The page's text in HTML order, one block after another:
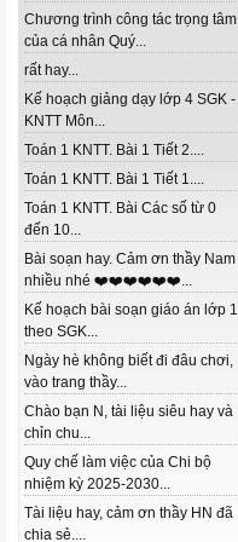
Chương trình công tác trọng tâm
của cá nhân Quý...
rất hay...
Kế hoạch giảng dạy lớp 4 SGK -
KNTT Môn...
Toán 1 KNTT. Bài 1 Tiết 2....
Toán 1 KNTT. Bài 1 Tiết 1....
Toán 1 KNTT. Bài Các số từ 0
đến 10...
Bài soạn hay. Cảm ơn thầy Nam
nhiều nhé ❤️❤️❤️❤️❤️❤️...
Kế hoạch bài soạn giáo án lớp 1
theo SGK...
Ngày hè không biết đi đâu chơi,
vào trang thầy...
Chào bạn N, tài liệu siêu hay và
chỉn chu...
Quy chế làm việc của Chi bộ
nhiệm kỳ 2025-2030...
Tài liệu hay, cảm ơn thầy HN đã
chia sẻ....